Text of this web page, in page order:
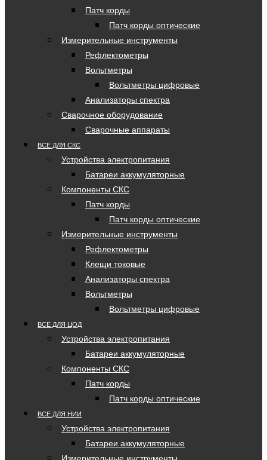
Патч корды
Патч корды оптические
Измерительные инструменты
Рефлектометры
Вольтметры
Вольтметры цифровые
Анализаторы спектра
Сварочное оборудование
Сварочные аппараты
ВСЕ ДЛЯ СКС
Устройства электропитания
Батареи аккумуляторные
Компоненты СКС
Патч корды
Патч корды оптические
Измерительные инструменты
Рефлектометры
Клещи токовые
Анализаторы спектра
Вольтметры
Вольтметры цифровые
ВСЕ ДЛЯ ЦОД
Устройства электропитания
Батареи аккумуляторные
Компоненты СКС
Патч корды
Патч корды оптические
ВСЕ ДЛЯ НИИ
Устройства электропитания
Батареи аккумуляторные